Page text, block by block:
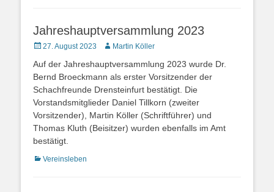
Jahreshauptversammlung 2023
Veröffentlicht
27. August 2023 AutorMartin Köller
Auf der Jahreshauptversammlung 2023 wurde Dr.
Bernd Broeckmann als erster Vorsitzender der
Schachfreunde Drensteinfurt bestätigt. Die
Vorstandsmitglieder Daniel Tillkorn (zweiter
Vorsitzender), Martin Köller (Schriftführer) und
Thomas Kluth (Beisitzer) wurden ebenfalls im Amt
bestätigt.
Kategorien
Vereinsleben